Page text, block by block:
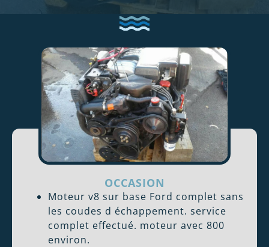
OCCASION
Moteur v8 sur base Ford complet sans
les coudes d échappement. service
complet effectué. moteur avec 800
environ.